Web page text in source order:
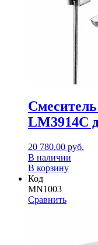
LM3914C
20 780.00 руб.
В наличии
В корзину
Код
MN1003
Сравнить